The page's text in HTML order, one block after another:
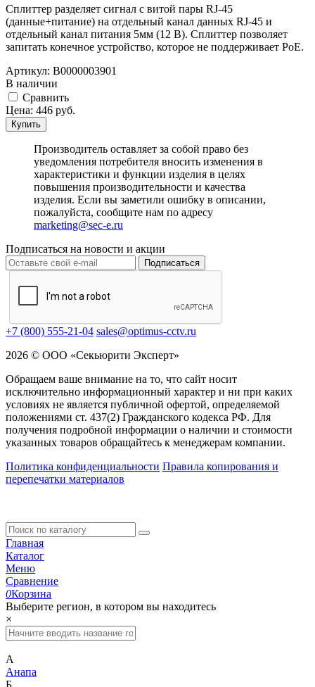
Сплиттер разделяет сигнал с витой пары RJ-45
(данные+питание) на отдельный канал данных RJ-45 и
отдельный канал питания 5мм (12 В). Сплиттер позволяет
запитать конечное устройство, которое не поддерживает PoE.
Артикул: В0000003901
В наличии
Cравнить
Цена: 446 руб.
Купить
Производитель оставляет за собой право без
уведомления потребителя вносить изменения в
характеристики и функции изделия в целях
повышения производительности и качества
изделия. Если вы заметили ошибку в описании,
пожалуйста, сообщите нам по адресу
marketing@sec-e.ru
Подписаться на новости и акции
Подписаться
+7 (800) 555-21-04 sales@optimus-cctv.ru
2026 © ООО «Секьюрити Эксперт»
Обращаем ваше внимание на то, что сайт носит
исключительно информационный характер и ни при каких
условиях не является публичной офертой, определяемой
положениями ст. 437(2) Гражданского кодекса РФ. Для
получения подробной информации о наличии и стоимости
указанных товаров обращайтесь к менеджерам компании.
Политика конфиденциальности Правила копирования и
перепечатки материалов
Главная
Каталог
Меню
Сравнение
0Корзина
Выберите регион, в котором вы находитесь
×
А
Анапа